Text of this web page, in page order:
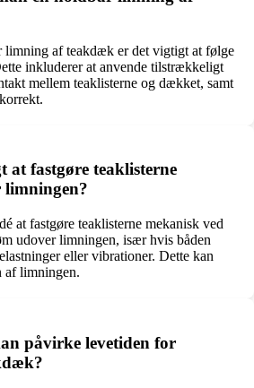
limning af teakdæk er det vigtigt at følge
inkluderer at anvende tilstrækkeligt
mellem teaklisterne og dækket, samt
at fastgøre teaklisterne
limningen?
at fastgøre teaklisterne mekanisk ved
udover limningen, især hvis båden
eller vibrationer. Dette kan
af ​​limningen.
påvirke levetiden for